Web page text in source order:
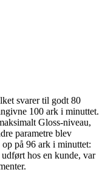
svarer til godt 80
100 ark i minuttet.
Gloss-niveau,
parametre blev
på 96 ark i minuttet:
hos en kunde, var